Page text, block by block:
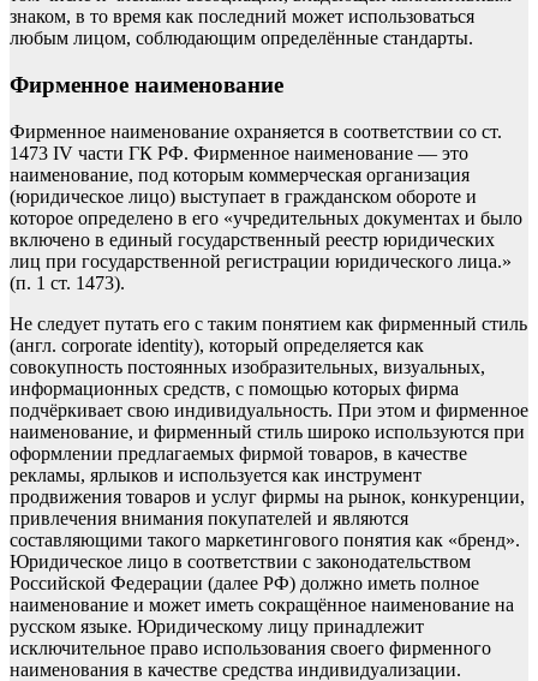
знаком, в то время как последний может использоваться
любым лицом, соблюдающим определённые стандарты.
Фирменное наименование
Фирменное наименование охраняется в соответствии со ст.
1473 IV части ГК РФ. Фирменное наименование — это
наименование, под которым коммерческая организация
(юридическое лицо) выступает в гражданском обороте и
которое определено в его «учредительных документах и было
включено в единый государственный реестр юридических
лиц при государственной регистрации юридического лица.»
(п. 1 ст. 1473).
Не следует путать его с таким понятием как фирменный стиль
(англ. corporate identity), который определяется как
совокупность постоянных изобразительных, визуальных,
информационных средств, с помощью которых фирма
подчёркивает свою индивидуальность. При этом и фирменное
наименование, и фирменный стиль широко используются при
оформлении предлагаемых фирмой товаров, в качестве
рекламы, ярлыков и используется как инструмент
продвижения товаров и услуг фирмы на рынок, конкуренции,
привлечения внимания покупателей и являются
составляющими такого маркетингового понятия как «бренд».
Юридическое лицо в соответствии с законодательством
Российской Федерации (далее РФ) должно иметь полное
наименование и может иметь сокращённое наименование на
русском языке. Юридическому лицу принадлежит
исключительное право использования своего фирменного
наименования в качестве средства индивидуализации.